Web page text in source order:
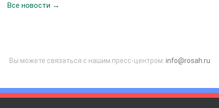
Все новости →
Вы можете связаться с нашим пресс-центром: info@rosah.ru